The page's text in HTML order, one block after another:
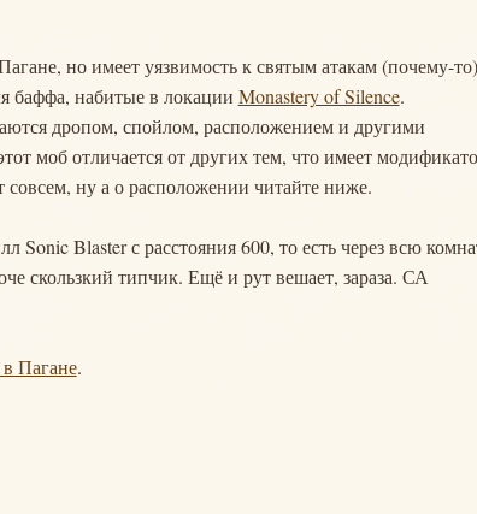
но имеет уязвимость к святым атакам (почему-
баффа, набитые в локации Monastery of Silence.
дропом, спойлом, расположением и другими
моб отличается от других тем, что имеет
ну а о расположении читайте ниже.
Blaster с расстояния 600, то есть через всю
скользкий типчик. Ещё и рут вешает, зараза. СА
в Пагане.